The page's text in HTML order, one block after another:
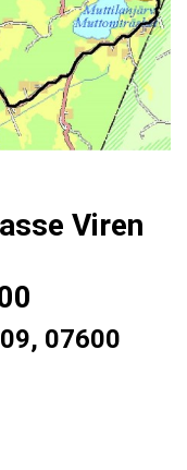
Viren
07600